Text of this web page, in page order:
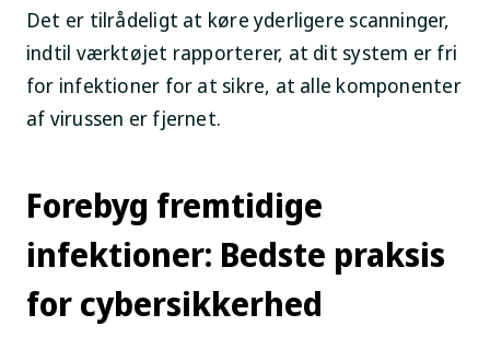
Det er tilrådeligt at køre yderligere scanninger,
indtil værktøjet rapporterer, at dit system er fri
for infektioner for at sikre, at alle komponenter
af virussen er fjernet.
Forebyg fremtidige
infektioner: Bedste praksis
for cybersikkerhed